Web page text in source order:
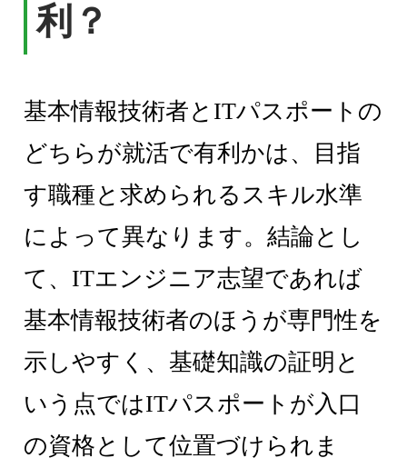
利？
基本情報技術者とITパスポートの
どちらが就活で有利かは、目指
す職種と求められるスキル水準
によって異なります。結論とし
て、ITエンジニア志望であれば
基本情報技術者のほうが専門性を
示しやすく、基礎知識の証明と
いう点ではITパスポートが入口
の資格として位置づけられま